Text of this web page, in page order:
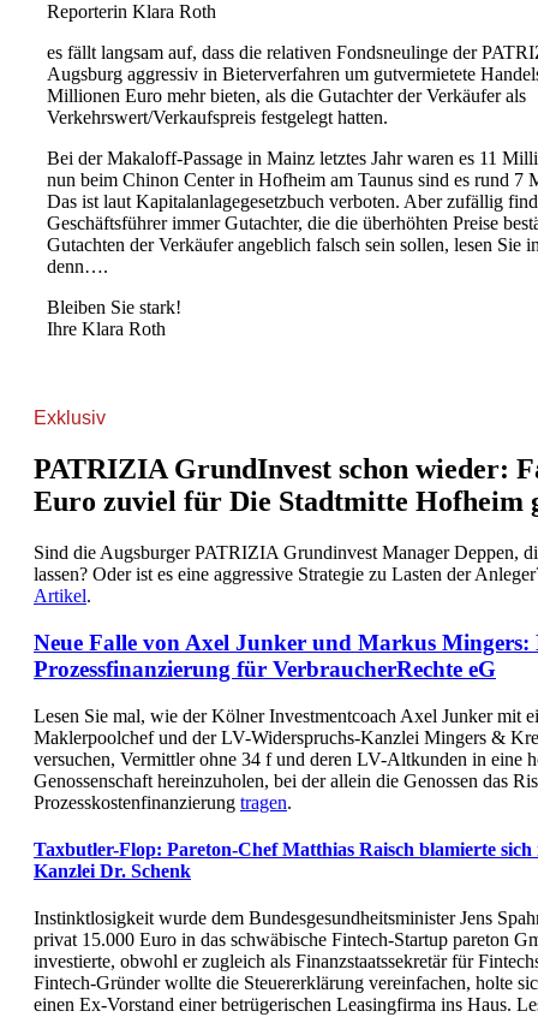
Reporterin Klara Roth
es fällt langsam auf, dass die relativen Fondsneulinge der
Augsburg aggressiv in Bieterverfahren um gutvermietete
Millionen Euro mehr bieten, als die Gutachter der Verkäufer als
Verkehrswert/Verkaufspreis festgelegt hatten.
Bei der Makaloff-Passage in Mainz letztes Jahr waren es 11
nun beim Chinon Center in Hofheim am Taunus sind es rund 7
Das ist laut Kapitalanlagegesetzbuch verboten. Aber zufällig
Geschäftsführer immer Gutachter, die die überhöhten Preise
Gutachten der Verkäufer angeblich falsch sein sollen, lesen Sie
denn….
Bleiben Sie stark!
Ihre Klara Roth
Exklusiv
PATRIZIA GrundInvest schon wieder:
Euro zuviel für Die Stadtmitte Hofheim
Sind die Augsburger PATRIZIA Grundinvest Manager Deppen,
lassen? Oder ist es eine aggressive Strategie zu Lasten der
Artikel.
Neue Falle von Axel Junker und Markus Mingers:
Prozessfinanzierung für VerbraucherRechte eG
Lesen Sie mal, wie der Kölner Investmentcoach Axel Junker mit
Maklerpoolchef und der LV-Widerspruchs-Kanzlei Mingers &
versuchen, Vermittler ohne 34 f und deren LV-Altkunden in eine
Genossenschaft hereinzuholen, bei der allein die Genossen das
Prozesskostenfinanzierung tragen.
Taxbutler-Flop: Pareton-Chef Matthias Raisch blamierte sich
Kanzlei Dr. Schenk
Instinktlosigkeit wurde dem Bundesgesundheitsminister Jens
privat 15.000 Euro in das schwäbische Fintech-Startup pareton
investierte, obwohl er zugleich als Finanzstaatssekretär für
Fintech-Gründer wollte die Steuererklärung vereinfachen, holte
einen Ex-Vorstand einer betrügerischen Leasingfirma ins Haus.